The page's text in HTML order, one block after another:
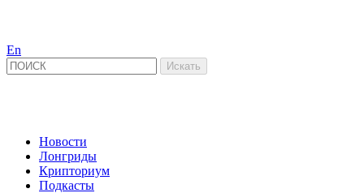
En
Новости
Лонгриды
Крипториум
Подкасты